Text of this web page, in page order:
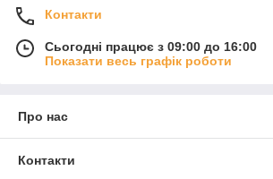
Контакти
Сьогодні працює з 09:00 до 16:00
Показати весь графік роботи
Про нас
Контакти